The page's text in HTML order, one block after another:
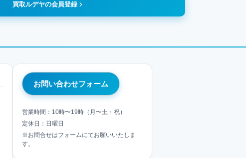
買取ルデヤの会員登録
お問い合わせフォーム
営業時間：10時〜19時（月〜土・祝）
定休日：日曜日
※お問合せはフォームにてお願いいたしま
す。